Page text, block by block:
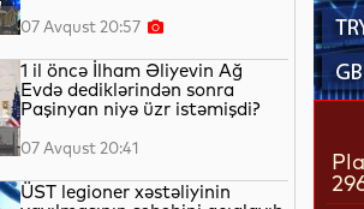
07 Avqust 20:57
1 il öncə İlham Əliyevin Ağ
Evdə dediklərindən sonra
Paşinyan niyə üzr istəmişdi?
07 Avqust 20:41
ÜST legioner xəstəliyinin